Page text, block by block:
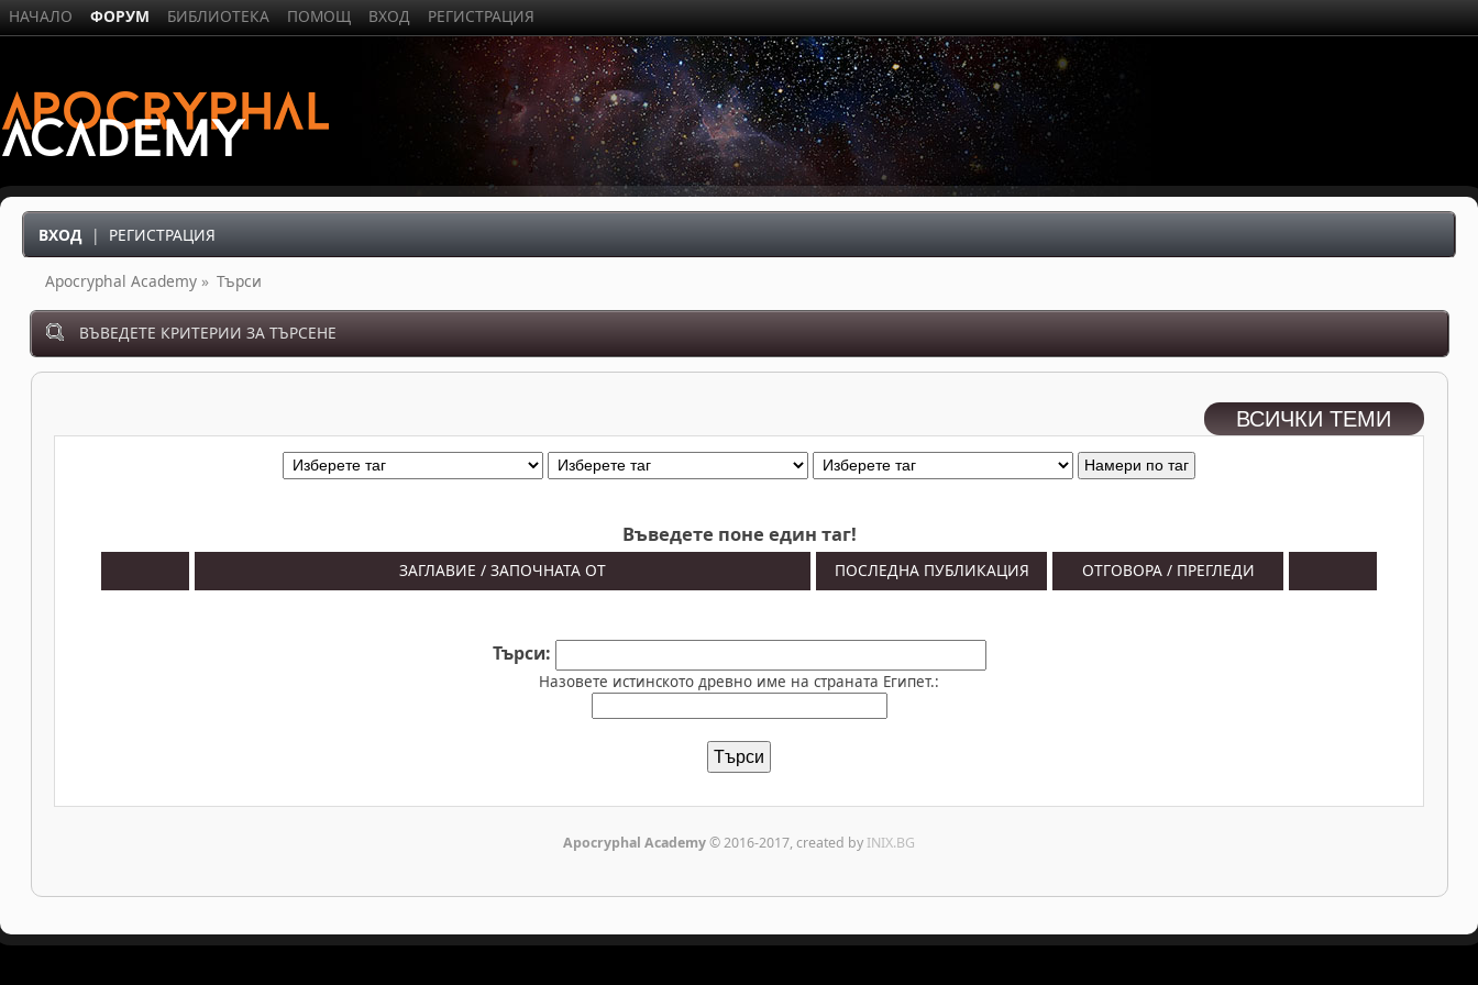
НАЧАЛО ФОРУМ БИБЛИОТЕКА ПОМОЩ ВХОД РЕГИСТРАЦИЯ
ВХОД | РЕГИСТРАЦИЯ
Apocryphal Academy » Търси
ВЪВЕДЕТЕ КРИТЕРИИ ЗА ТЪРСЕНЕ
ВСИЧКИ ТЕМИ
Въведете поне един таг!
ЗАГЛАВИЕ / ЗАПОЧНАТА ОТ ПОСЛЕДНА ПУБЛИКАЦИЯ ОТГОВОРА / ПРЕГЛЕДИ
Търси:
Назовете истинското древно име на страната Египет.:
Apocryphal Academy© 2016-2017, created by INIX.BG